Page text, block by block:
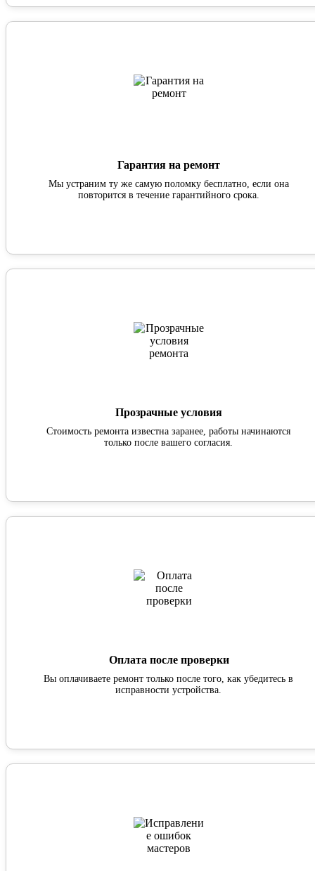
Гарантия на ремонт
Мы устраним ту же самую поломку бесплатно, если она
повторится в течение гарантийного срока.
Прозрачные условия
Стоимость ремонта известна заранее, работы начинаются
только после вашего согласия.
Оплата после проверки
Вы оплачиваете ремонт только после того, как убедитесь в
исправности устройства.